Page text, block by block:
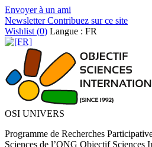
Envoyer à un ami
NewsletterContribuez sur ce site
Wishlist (0) Langue : FR
OSI UNIVERS
Programme de Recherches
Sciences de l’ONG Objectif Sciences